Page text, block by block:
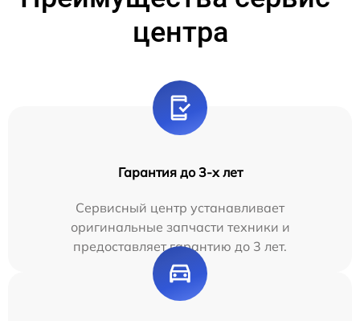
центра
Гарантия до 3-х лет
Сервисный центр устанавливает
оригинальные запчасти техники и
предоставляет гарантию до 3 лет.